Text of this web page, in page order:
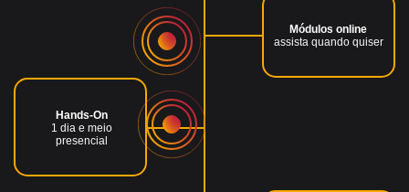
Módulos online
assista quando quiser
Hands-On
1 dia e meio
presencial